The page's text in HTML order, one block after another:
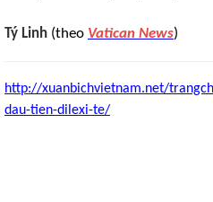
Tý Linh (theo Vatican News)
http://xuanbichvietnam.net/
dau-tien-dilexi-te/